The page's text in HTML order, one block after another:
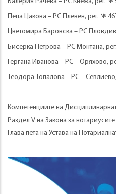
Пепа Цакова – РС Плевен, рег. №
Цветомира Баровска – РС
Бисерка Петрова – РС Монтана,
Гергана Иванова – РС – Оряхово,
Теодора Топалова – РС –
Компетенциите на
Раздел V на Закона за
Глава пета на Устава на